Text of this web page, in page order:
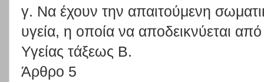
γ. Να έχουν την απαιτούμενη
υγεία, η οποία να αποδεικνύεται από
Υγείας τάξεως Β.
Άρθρο 5